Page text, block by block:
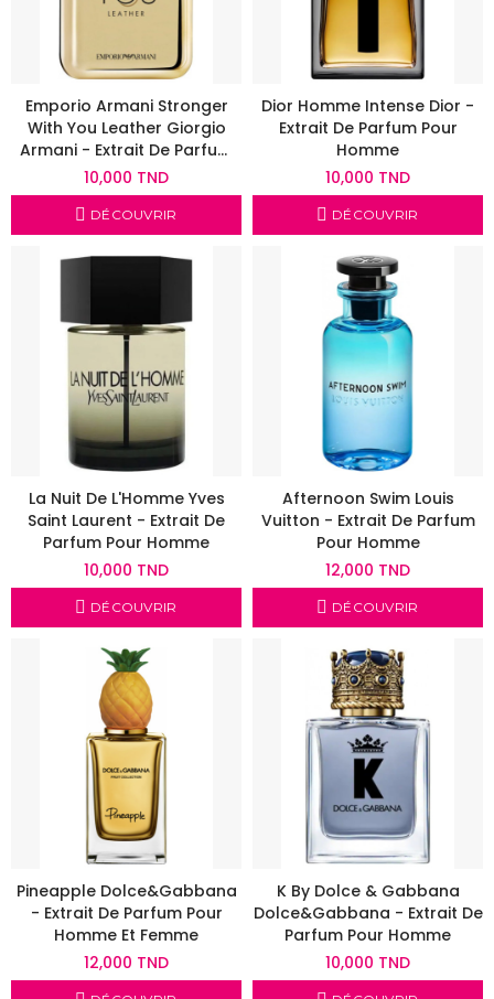
Emporio Armani Stronger
With You Leather Giorgio
Armani - Extrait De Parfum
Pour Homme
10,000 TND
DÉCOUVRIR
Dior Homme Intense Dior -
Extrait De Parfum Pour
Homme
10,000 TND
DÉCOUVRIR
La Nuit De L'Homme Yves
Saint Laurent - Extrait De
Parfum Pour Homme
10,000 TND
DÉCOUVRIR
Afternoon Swim Louis
Vuitton - Extrait De Parfum
Pour Homme
12,000 TND
DÉCOUVRIR
Pineapple Dolce&Gabbana
- Extrait De Parfum Pour
Homme Et Femme
12,000 TND
K By Dolce & Gabbana
Dolce&Gabbana - Extrait De
Parfum Pour Homme
10,000 TND